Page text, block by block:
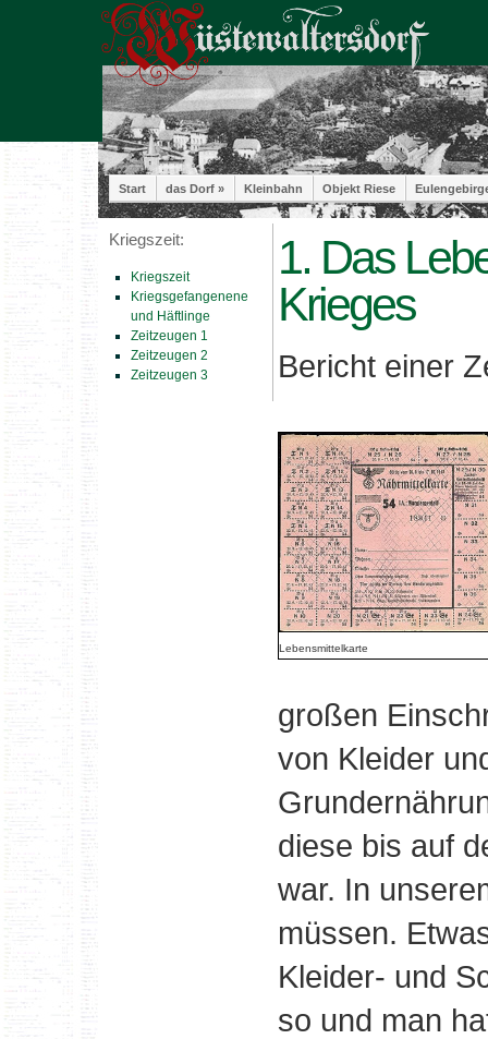
Start das Dorf » Kleinbahn Objekt Riese
Kriegszeit:
Kriegszeit
Kriegsgefangenene
und Häftlinge
Zeitzeugen 1
Zeitzeugen 2
Zeitzeugen 3
1. Das
Krieges
Bericht einer
Lebensmittelkarte
großen
von Kleider
diese bis auf
war. In
müssen.
Kleider- und
so und man